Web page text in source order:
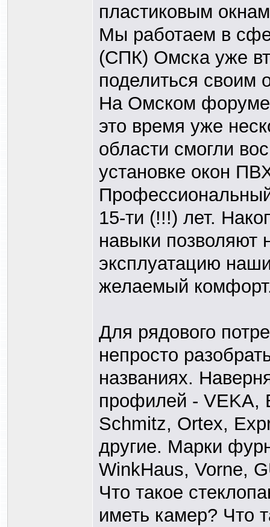
пластиковым
Мы работаем в
(СПК) Омска уже
поделиться своим
На Омском форуме
это время уже
области смогли
установке окон
15-ти (!!!) лет.
навыки позволяют
эксплуатацию
желаемый
Для рядового
непросто
названиях.
профилей - VEKA,
Schmitz, Ortex,
другие. Марки
WinkHaus, Vorne,
Что такое
иметь камер? Что